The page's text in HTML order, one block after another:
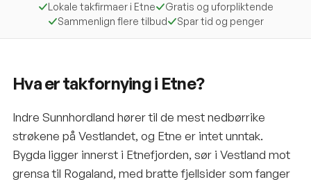
Lokale takfirmaer i Etne
Gratis og uforpliktende
Sammenlign flere tilbud
Spar tid og penger
Hva er takfornying i Etne?
Indre Sunnhordland hører til de mest nedbørrike
strøkene på Vestlandet, og Etne er intet unntak.
Bygda ligger innerst i Etnefjorden, sør i Vestland mot
grensa til Rogaland, med bratte fjellsider som fanger